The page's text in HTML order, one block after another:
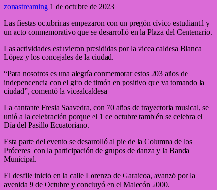
zonastreaming 1 de octubre de 2023
Las fiestas octubrinas empezaron con un pregón cívico estudiantil y
un acto conmemorativo que se desarrolló en la Plaza del Centenario.
Las actividades estuvieron presididas por la vicealcaldesa Blanca
López y los concejales de la ciudad.
“Para nosotros es una alegría conmemorar estos 203 años de
independencia con el giro de timón en positivo que va tomando la
ciudad”, comentó la vicealcaldesa.
La cantante Fresia Saavedra, con 70 años de trayectoria musical, se
unió a la celebración porque el 1 de octubre también se celebra el
Día del Pasillo Ecuatoriano.
Esta parte del evento se desarrolló al pie de la Columna de los
Próceres, con la participación de grupos de danza y la Banda
Municipal.
El desfile inició en la calle Lorenzo de Garaicoa, avanzó por la
avenida 9 de Octubre y concluyó en el Malecón 2000.